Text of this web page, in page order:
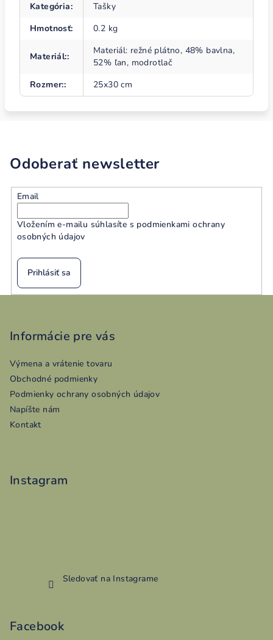
Kategória:
Tašky
Hmotnosť: 0.2 kg
Materiál::
Materiál: režné plátno, 48% bavlna,
52% ľan, modrotlač
Rozmer:: 25x30 cm
Odoberať newsletter
Email
Vložením e-mailu súhlasíte s podmienkami ochrany
osobných údajov
Prihlásiť sa
Informácie pre vás
Výmena a vrátenie tovaru
Obchodné podmienky
Podmienky ochrany osobných údajov
Napíšte nám
Kontakt
Instagram
Sledovať na Instagrame
Facebook